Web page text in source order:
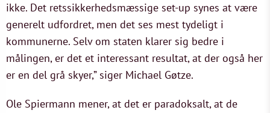
ikke. Det retssikkerhedsmæssige set-up synes at være
generelt udfordret, men det ses mest tydeligt i
kommunerne. Selv om staten klarer sig bedre i
målingen, er det et interessant resultat, at der også her
er en del grå skyer,” siger Michael Gøtze.
Ole Spiermann mener, at det er paradoksalt, at de